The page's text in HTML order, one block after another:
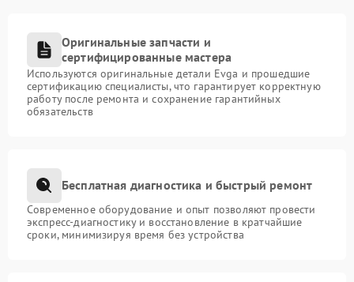
Оригинальные запчасти и
сертифицированные мастера
Используются оригинальные детали Evga и прошедшие
сертификацию специалисты, что гарантирует корректную
работу после ремонта и сохранение гарантийных
обязательств
Бесплатная диагностика и быстрый ремонт
Современное оборудование и опыт позволяют провести
экспресс-диагностику и восстановление в кратчайшие
сроки, минимизируя время без устройства